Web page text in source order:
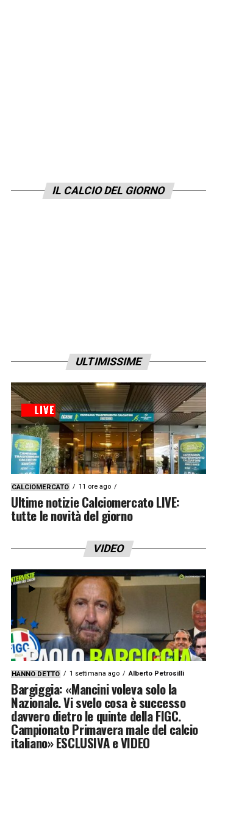
IL CALCIO DEL GIORNO
ULTIMISSIME
CALCIOMERCATO 11 ore ago
Ultime notizie Calciomercato LIVE:
tutte le novità del giorno
VIDEO
HANNO DETTO 1 settimana ago Alberto Petrosilli
Bargiggia: «Mancini voleva solo la
Nazionale. Vi svelo cosa è successo
davvero dietro le quinte della FIGC.
Campionato Primavera male del calcio
italiano» ESCLUSIVA e VIDEO